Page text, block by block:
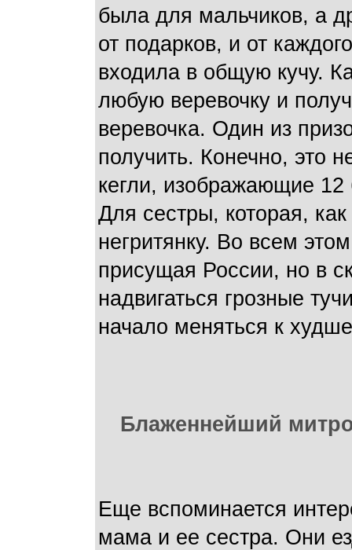
была для мальчиков, а
от подарков, и от
входила в общую кучу.
любую веревочку и
веревочка. Один из
получить. Конечно, это
кегли, изображающие 12
Для сестры, которая,
негритянку. Во всем
присущая России, но в
надвигаться грозные
начало меняться к
Блаженнейший
Еще вспоминается
мама и ее сестра. Они